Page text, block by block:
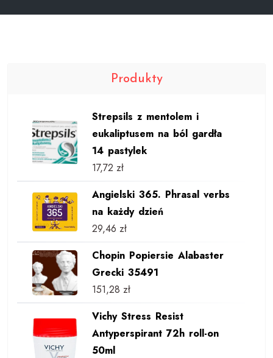
Produkty
Strepsils z mentolem i
eukaliptusem na ból gardła
14 pastylek
17,72 zł
Angielski 365. Phrasal verbs
na każdy dzień
29,46 zł
Chopin Popiersie Alabaster
Grecki 35491
151,28 zł
Vichy Stress Resist
Antyperspirant 72h roll-on
50ml